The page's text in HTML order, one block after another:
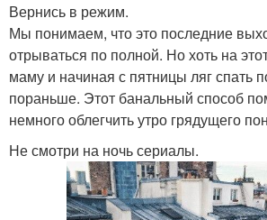
Вернись в режим.
Мы понимаем, что это последние
отрываться по полной. Но хоть на
маму и начиная с пятницы ляг спать
пораньше. Этот банальный способ
немного облегчить утро грядущего
Не смотри на ночь сериалы.